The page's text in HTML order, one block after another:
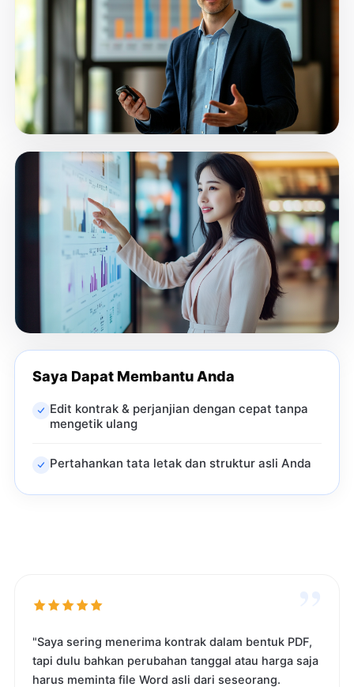
Saya Dapat Membantu Anda
Edit kontrak & perjanjian dengan cepat tanpa
mengetik ulang
Pertahankan tata letak dan struktur asli Anda
"Saya sering menerima kontrak dalam bentuk PDF,
tapi dulu bahkan perubahan tanggal atau harga saja
harus meminta file Word asli dari seseorang.